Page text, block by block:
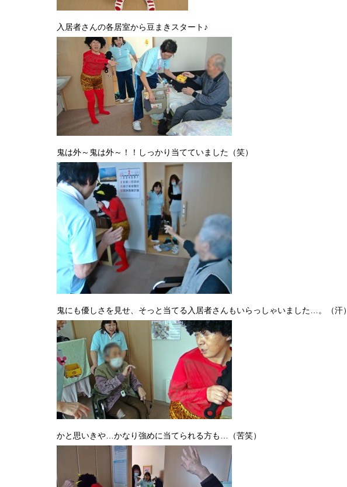
入居者さんの各居室から豆まきスタート♪
鬼は外～鬼は外～！！しっかり当てていました（笑）
鬼にも優しさを見せ、そっと当てる入居者さんもいらっしゃいました…。（汗）
かと思いきや…かなり強めに当てられる方も…（苦笑）